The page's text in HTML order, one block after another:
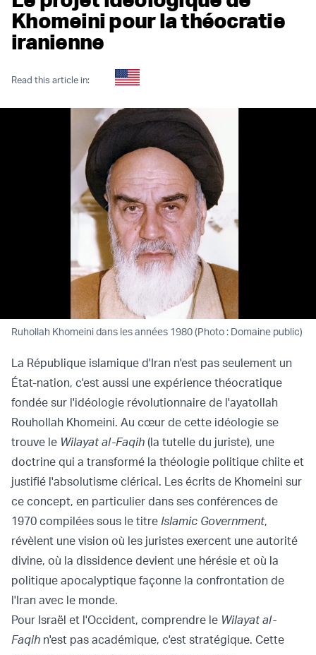
Khomeini pour la théocratie
iranienne
Read this article in:
Ruhollah Khomeini dans les années 1980 (Photo : Domaine public)
La République islamique d'Iran n'est pas seulement un
État-nation, c'est aussi une expérience théocratique
fondée sur l'idéologie révolutionnaire de l'ayatollah
Rouhollah Khomeini. Au cœur de cette idéologie se
trouve le Wilayat al-Faqih (la tutelle du juriste), une
doctrine qui a transformé la théologie politique chiite et
justifié l'absolutisme clérical. Les écrits de Khomeini sur
ce concept, en particulier dans ses conférences de
1970 compilées sous le titre Islamic Government,
révèlent une vision où les juristes exercent une autorité
divine, où la dissidence devient une hérésie et où la
politique apocalyptique façonne la confrontation de
l'Iran avec le monde.
Pour Israël et l'Occident, comprendre le Wilayat al-
Faqih n'est pas académique, c'est stratégique. Cette